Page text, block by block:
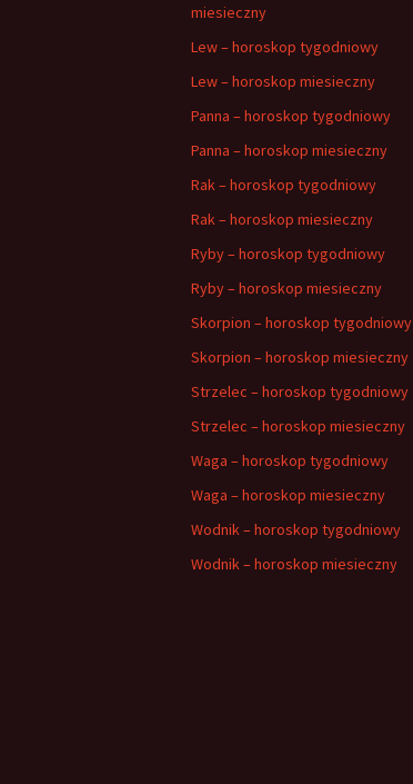
miesieczny
Lew – horoskop tygodniowy
Lew – horoskop miesieczny
Panna – horoskop tygodniowy
Panna – horoskop miesieczny
Rak – horoskop tygodniowy
Rak – horoskop miesieczny
Ryby – horoskop tygodniowy
Ryby – horoskop miesieczny
Skorpion – horoskop tygodniowy
Skorpion – horoskop miesieczny
Strzelec – horoskop tygodniowy
Strzelec – horoskop miesieczny
Waga – horoskop tygodniowy
Waga – horoskop miesieczny
Wodnik – horoskop tygodniowy
Wodnik – horoskop miesieczny